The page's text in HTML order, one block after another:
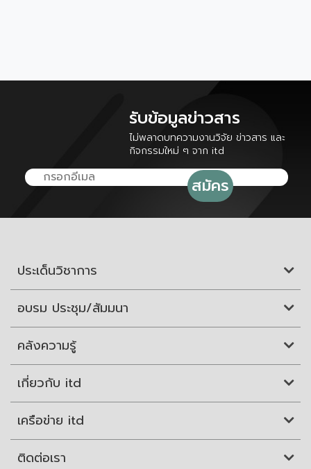
รับข้อมูลข่าวสาร
ไม่พลาดบทความงานวิจัย ข่าวสาร และ
กิจกรรมใหม่ ๆ จาก itd
ประเด็นวิชาการ
อบรม ประชุม/สัมมนา
คลังความรู้
เกี่ยวกับ itd
เครือข่าย itd
ติดต่อเรา